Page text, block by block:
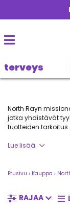
terveys
North Rayn
jotka yhdistävät
tuotteiden
valonlähteet
North Raylla
Lue lisää
Etusivu › Kauppa ›
RAJAA